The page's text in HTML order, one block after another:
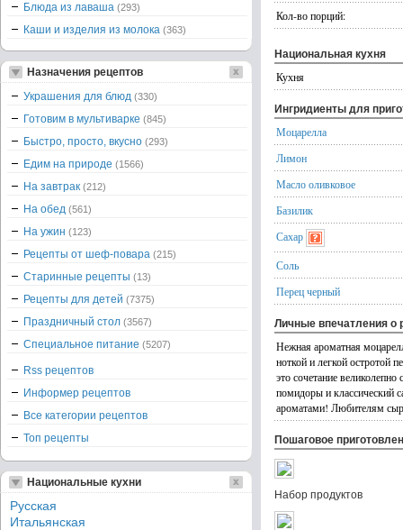
Кол-во порций:
Национальная кухня
Кухня
Ингридиенты для
Моцарелла
Лимон
Масло оливковое
Базилик
Сахар
Соль
Перец черный
Личные впечатления о
Нежная ароматная
ноткой и легкой остротой
это сочетание
помидоры и классический
ароматами! Любителям
Пошаговое
Набор продуктов
Блюда из лаваша (293)
Каши и изделия из молока (363)
Назначения рецептов
Украшения для блюд (330)
Готовим в мультиварке (845)
Быстро, просто, вкусно (293)
Едим на природе (1566)
На завтрак (212)
На обед (561)
На ужин (123)
Рецепты от шеф-повара (215)
Старинные рецепты (13)
Рецепты для детей (7375)
Праздничный стол (3567)
Специальное питание (5207)
Rss рецептов
Информер рецептов
Все категории рецептов
Топ рецепты
Национальные кухни
Русская
Итальянская